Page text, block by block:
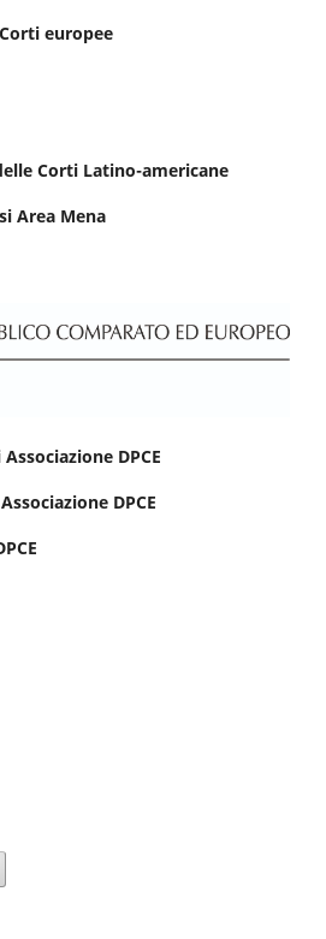
europee
Corti Latino-americane
Area Mena
DPCE
DPCE